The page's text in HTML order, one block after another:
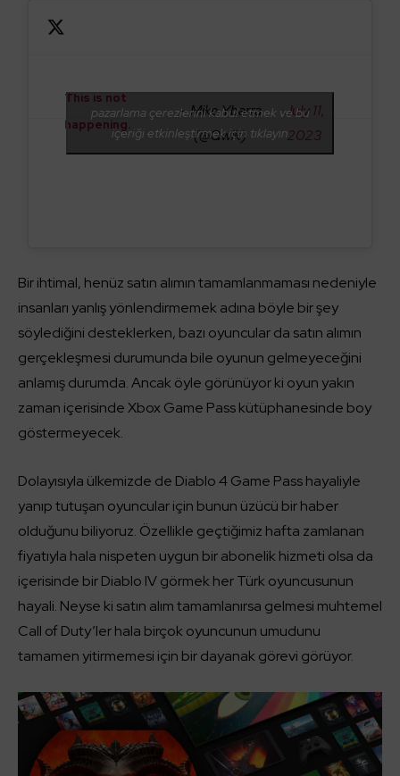
This is not
happening.
— Mike Ybarra
(@Qwik)
July 11,
2023
pazarlama çerezlerini kabul etmek ve bu
içeriği etkinleştirmek için tıklayın
Bir ihtimal, henüz satın alımın tamamlanmaması nedeniyle
insanları yanlış yönlendirmemek adına böyle bir şey
söylediğini desteklerken, bazı oyuncular da satın alımın
gerçekleşmesi durumunda bile oyunun gelmeyeceğini
anlamış durumda. Ancak öyle görünüyor ki oyun yakın
zaman içerisinde Xbox Game Pass kütüphanesinde boy
göstermeyecek.
Dolayısıyla ülkemizde de Diablo 4 Game Pass hayaliyle
yanıp tutuşan oyuncular için bunun üzücü bir haber
olduğunu biliyoruz. Özellikle geçtiğimiz hafta zamlanan
fiyatıyla hala nispeten uygun bir abonelik hizmeti olsa da
içerisinde bir Diablo IV görmek her Türk oyuncusunun
hayali. Neyse ki satın alım tamamlanırsa gelmesi muhtemel
Call of Duty’ler hala birçok oyuncunun umudunu
tamamen yitirmemesi için bir dayanak görevi görüyor.